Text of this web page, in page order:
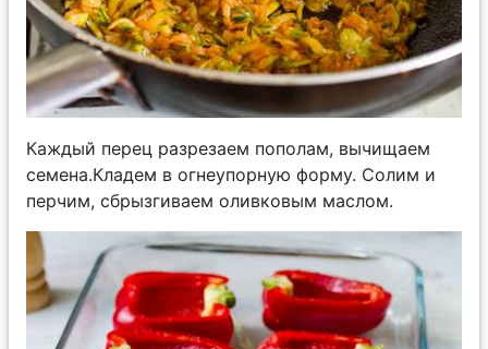
Каждый перец разрезаем пополам, вычищаем
семена.Кладем в огнеупорную форму. Солим и
перчим, сбрызгиваем оливковым маслом.